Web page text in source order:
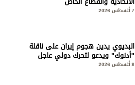
البديوي يدين هجوم إيران على ناقلة
"أدنوك" ويدعو لتحرك دولي عاجل
8 أغسطس 2026